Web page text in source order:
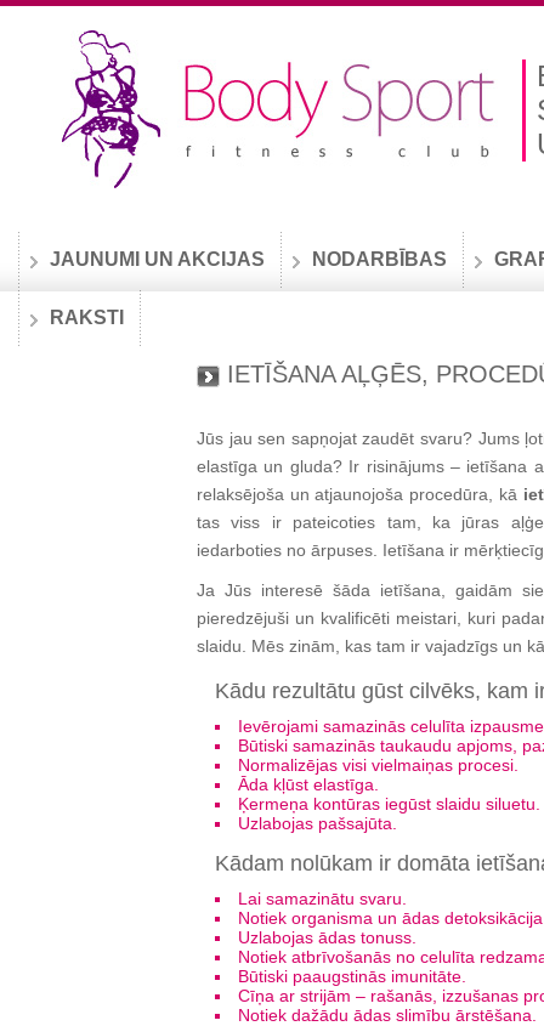
JAUNUMI UN AKCIJAS NODARBĪBAS
RAKSTI
IETĪŠANA AĻĢĒS,
Jūs jau sen sapņojat zaudēt svaru? Jums
elastīga un gluda? Ir risinājums – ietīšana
relaksējoša un atjaunojoša procedūra, kā
tas viss ir pateicoties tam, ka jūras
iedarboties no ārpuses. Ietīšana ir
Ja Jūs interesē šāda ietīšana, gaidām
pieredzējuši un kvalificēti meistari, kuri
slaidu. Mēs zinām, kas tam ir vajadzīgs un
Kādu rezultātu gūst cilvēks, kam
Ievērojami samazinās celulīta
Būtiski samazinās taukaudu apjoms,
Normalizējas visi vielmaiņas procesi.
Āda kļūst elastīga.
Ķermeņa kontūras iegūst slaidu siluetu.
Uzlabojas pašsajūta.
Kādam nolūkam ir domāta
Lai samazinātu svaru.
Notiek organisma un ādas
Uzlabojas ādas tonuss.
Notiek atbrīvošanās no celulīta
Būtiski paaugstinās imunitāte.
Cīņa ar strijām – rašanās, izzušanas
Notiek dažādu ādas slimību ārstēšana.